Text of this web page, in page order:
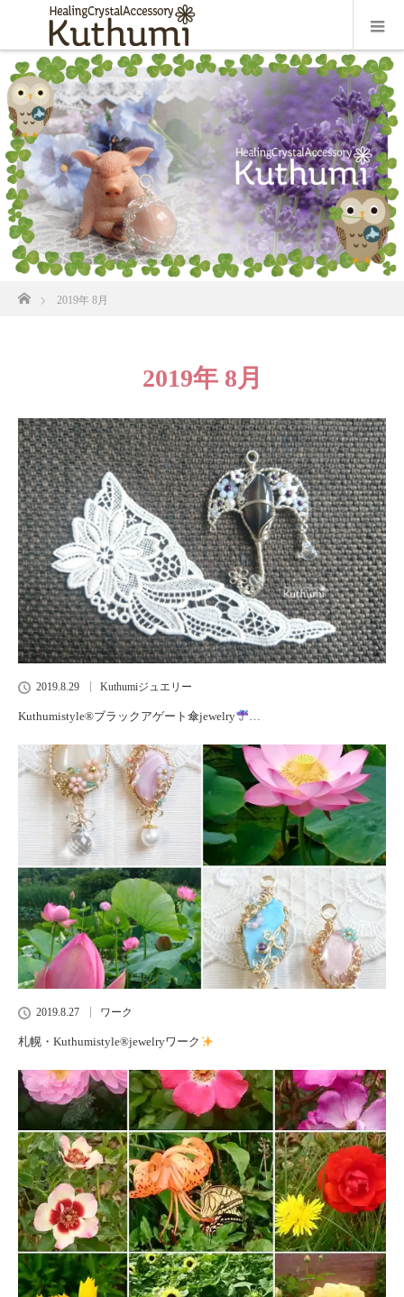
ホーム
2019年 8月
2019年 8月
2019.8.29 Kuthumiジュエリー
Kuthumistyle®️ブラックアゲート傘jewelry
2019.8.27 ワーク
札幌・Kuthumistyle®️jewelryワーク